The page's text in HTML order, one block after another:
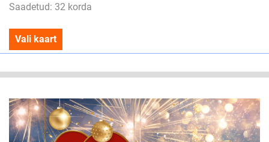
Saadetud: 32 korda
Vali kaart